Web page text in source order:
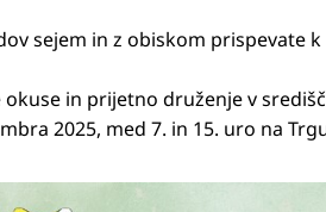
sejem in z obiskom prispevate
in prijetno druženje v
2025, med 7. in 15. uro na